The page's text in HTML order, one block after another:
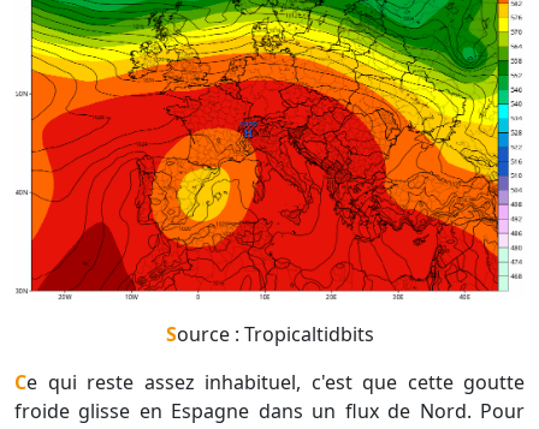
Source : Tropicaltidbits
Ce qui reste assez inhabituel, c'est que cette goutte
froide glisse en Espagne dans un flux de Nord. Pour